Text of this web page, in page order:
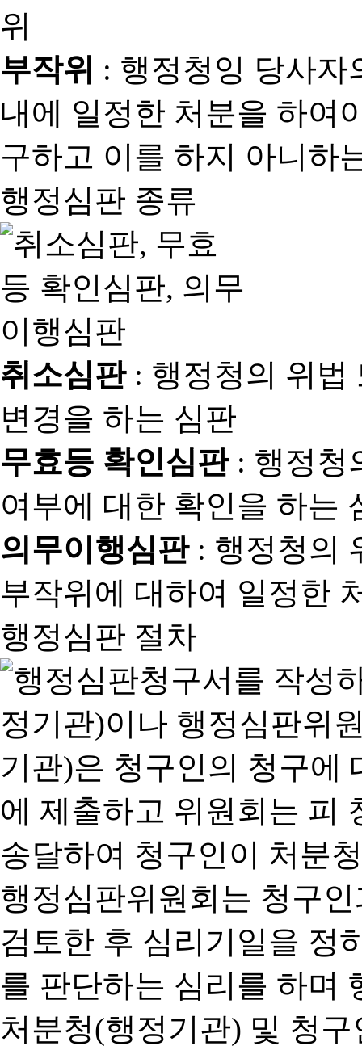
위
부작위 : 행정청잉 당사자
내에 일정한 처분을 하여
구하고 이를 하지 아니하
행정심판 종류
취소심판: 행정청의 위법
변경을 하는 심판
무효등 확인심판: 행정청
여부에 대한 확인을 하는
의무이행심판: 행정청의
부작위에 대하여 일정한
행정심판 절차